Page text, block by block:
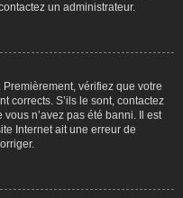
un administrateur.
vérifiez que votre
corrects. S’ils le sont, contactez
n’avez pas été banni. Il est
Internet ait une erreur de